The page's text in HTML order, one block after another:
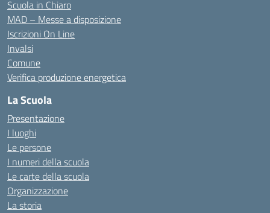
Scuola in Chiaro
MAD – Messe a disposizione
Iscrizioni On Line
Invalsi
Comune
Verifica produzione energetica
La Scuola
Presentazione
I luoghi
Le persone
I numeri della scuola
Le carte della scuola
Organizzazione
La storia